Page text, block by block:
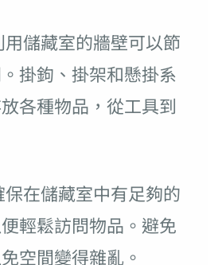
用儲藏室的牆壁可以節
掛鉤、掛架和懸掛系
各種物品，從工具到
保在儲藏室中有足夠的
輕鬆訪問物品。避免
空間變得雜亂。